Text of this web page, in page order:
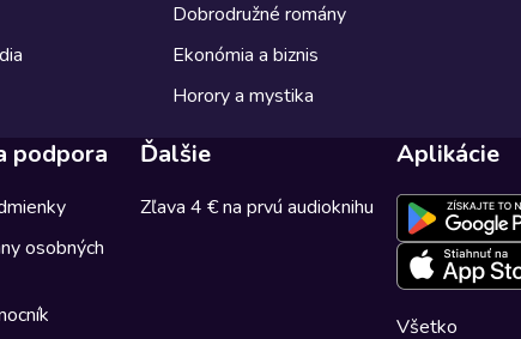
Dobrodružné romány
Ekonómia a biznis
Horory a mystika
podpora
osobných
Ďalšie
Zľava 4 € na prvú audioknihu
Aplikácie
Všetko